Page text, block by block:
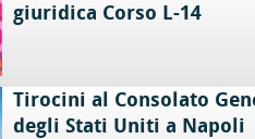
giuridica Corso L-14
Tirocini al Consolato
degli Stati Uniti a Napoli